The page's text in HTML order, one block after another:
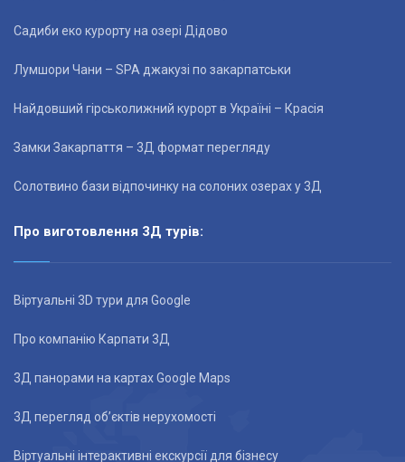
Садиби еко курорту на озері Дідово
Лумшори Чани – SPA джакузі по закарпатськи
Найдовший гірськолижний курорт в Україні – Красія
Замки Закарпаття – 3Д формат перегляду
Солотвино бази відпочинку на солоних озерах у 3Д
Про виготовлення 3Д турів:
Віртуальні 3D тури для Google
Про компанію Карпати 3Д
3Д панорами на картах Google Maps
3Д перегляд об’єктів нерухомості
Віртуальні інтерактивні екскурсії для бізнесу